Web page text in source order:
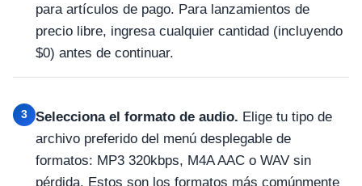
para artículos de pago. Para lanzamientos de
precio libre, ingresa cualquier cantidad (incluyendo
$0) antes de continuar.
3 Selecciona el formato de audio. Elige tu tipo de
archivo preferido del menú desplegable de
formatos: MP3 320kbps, M4A AAC o WAV sin
pérdida. Estos son los formatos más comúnmente